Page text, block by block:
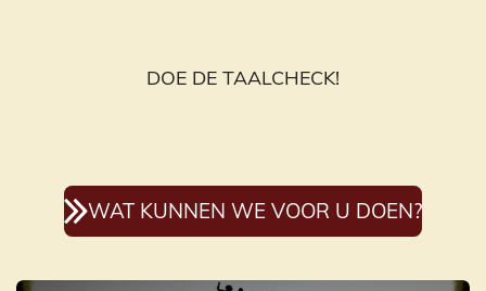
DOE DE TAALCHECK!
WAT KUNNEN WE VOOR U DOEN?